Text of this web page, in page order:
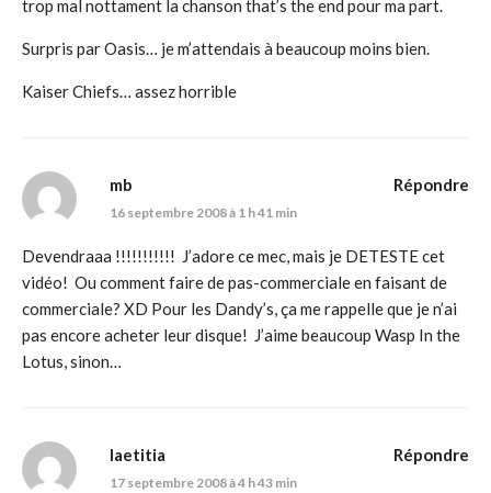
trop mal nottament la chanson that’s the end pour ma part.
Surpris par Oasis… je m’attendais à beaucoup moins bien.
Kaiser Chiefs… assez horrible
mb
16 septembre 2008 à 1 h 41 min
Devendraaa !!!!!!!!!!! J’adore ce mec, mais je DETESTE cet
vidéo! Ou comment faire de pas-commerciale en faisant de
commerciale? XD Pour les Dandy’s, ça me rappelle que je n’ai
pas encore acheter leur disque! J’aime beaucoup Wasp In the
Lotus, sinon…
Répondre
laetitia
17 septembre 2008 à 4 h 43 min
Répondre